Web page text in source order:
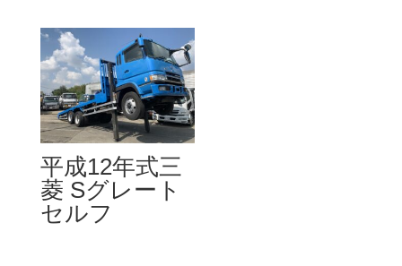
平成12年式三
菱 Sグレート
セルフ